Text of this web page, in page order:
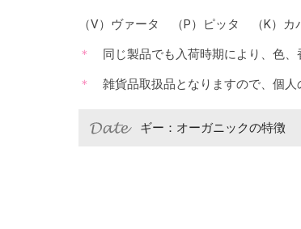
（V）ヴァータ （P）ピッタ （K）
同じ製品でも入荷時期により、色、
雑貨品取扱品となりますので、個人
ギー：オーガニックの特徴